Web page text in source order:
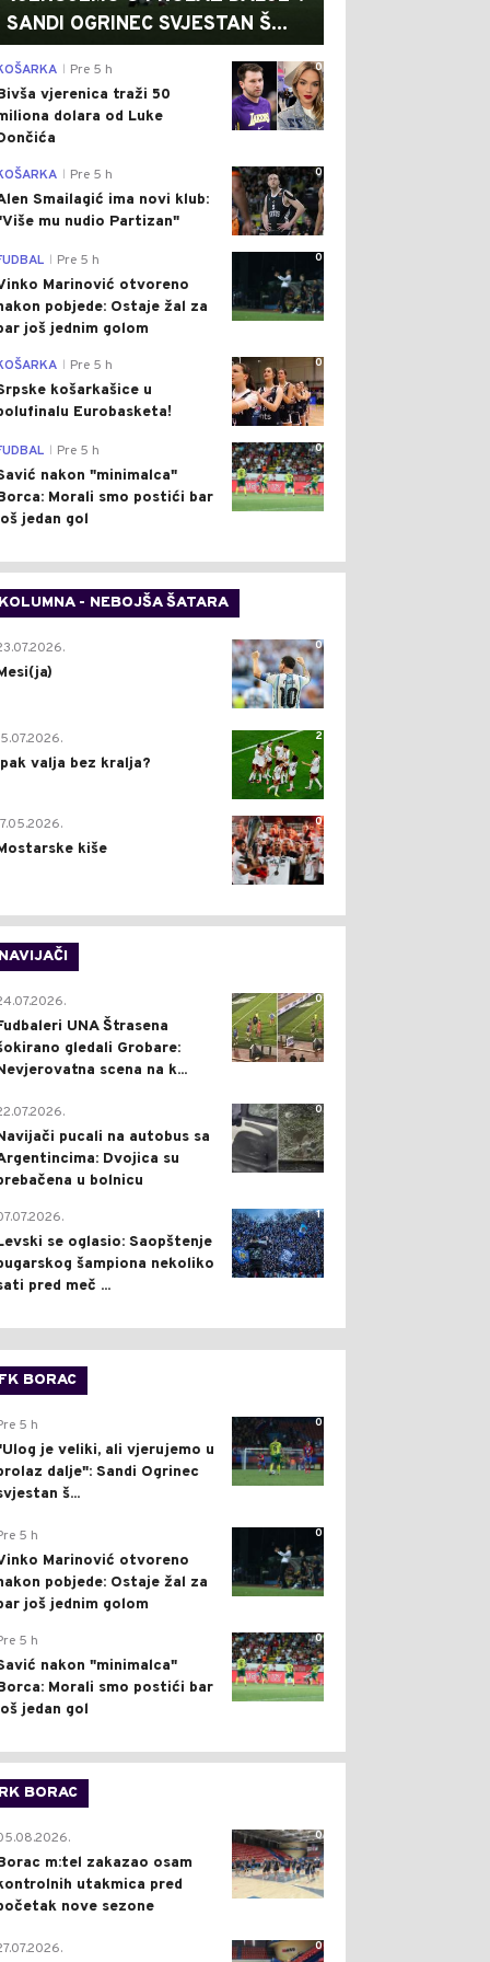
SANDI OGRINEC SVJESTAN Š...
0
Pre 5 h
vjerenica traži 50
dolara od Luke
0
Pre 5 h
Smailagić ima novi klub:
mu nudio Partizan"
0
Pre 5 h
Marinović otvoreno
pobjede: Ostaje žal za
još jednim golom
0
Pre 5 h
košarkašice u
Eurobasketa!
0
Pre 5 h
nakon "minimalca"
Morali smo postići bar
jedan gol
- NEBOJŠA ŠATARA
0
2
valja bez kralja?
0
kiše
0
UNA Štrasena
gledali Grobare:
scena na k...
0
pucali na autobus sa
Dvojica su
u bolnicu
1
se oglasio: Saopštenje
šampiona nekoliko
pred meč ...
BORAC
0
5 h
je veliki, ali vjerujemo u
dalje": Sandi Ogrinec
š...
0
5 h
Marinović otvoreno
pobjede: Ostaje žal za
još jednim golom
0
5 h
nakon "minimalca"
Morali smo postići bar
jedan gol
BORAC
0
m:tel zakazao osam
utakmica pred
nove sezone
0